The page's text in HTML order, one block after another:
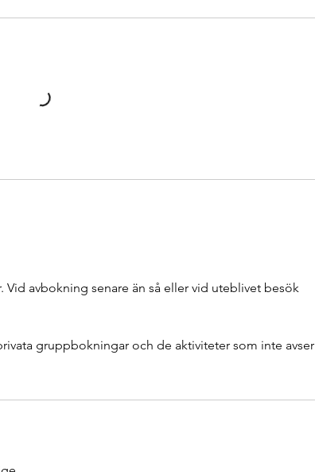
Vid avbokning senare än så eller vid uteblivet besök
gruppbokningar och de aktiviteter som inte avser